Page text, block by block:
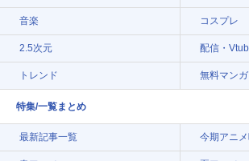
音楽 コスプレ
2.5次元 配信・
トレンド 無料マンガ
特集/一覧まとめ
最新記事一覧 今期アニ